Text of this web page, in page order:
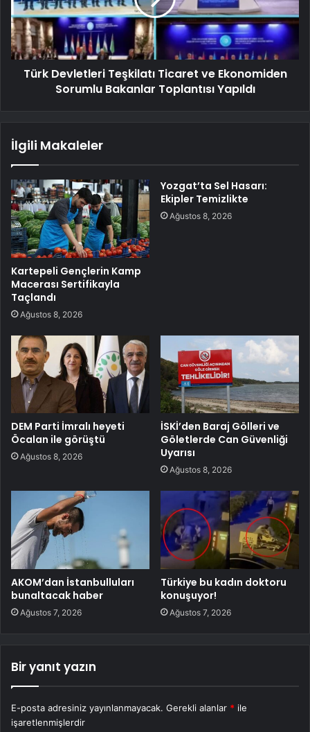
Türk Devletleri Teşkilatı Ticaret ve Ekonomiden
Sorumlu Bakanlar Toplantısı Yapıldı
İlgili Makaleler
Kartepeli Gençlerin Kamp
Macerası Sertifikayla
Taçlandı
Ağustos 8, 2026
Yozgat’ta Sel Hasarı:
Ekipler Temizlikte
Ağustos 8, 2026
DEM Parti İmralı heyeti
Öcalan ile görüştü
Ağustos 8, 2026
İSKİ’den Baraj Gölleri ve
Göletlerde Can Güvenliği
Uyarısı
Ağustos 8, 2026
AKOM’dan İstanbulluları
bunaltacak haber
Ağustos 7, 2026
Türkiye bu kadın doktoru
konuşuyor!
Ağustos 7, 2026
Bir yanıt yazın
E-posta adresiniz yayınlanmayacak. Gerekli alanlar * ile
işaretlenmişlerdir